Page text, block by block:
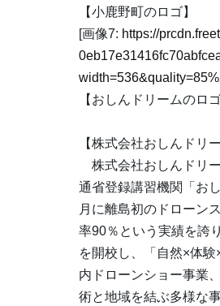
【小鹿野町のロゴ】
[画像7: https://
【おしんドリームのロゴ
【株式会社おしんドリ
株式会社おしんドリ
通省登録講習機関「お
月に離島初のドローン
率90％という実績を誇
を開校し、「自然×体
内ドローンショー事業
術と地域を結ぶ多様な